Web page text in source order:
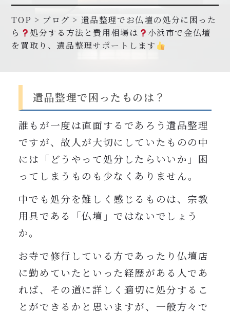
協力店募集について
お申し込み・お問い合わせ
0120-962-856
TOP > ブログ > 遺品整理でお仏壇の処分に困った
ら
処分する方法と費用相場は
小浜市で金仏壇
を買取り、遺品整理サポートします
遺品整理で困ったものは？
誰もが一度は直面するであろう遺品整理
ですが、故人が大切にしていたものの中
には「どうやって処分したらいいか」困
ってしまうものも少なくありません。
中でも処分を難しく感じるものは、宗教
用具である「仏壇」ではないでしょう
か。
お寺で修行している方であったり仏壇店
に勤めていたといった経歴がある人であ
れば、その道に詳しく適切に処分するこ
とができるかと思いますが、一般方々で